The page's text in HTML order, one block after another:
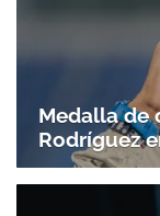
Medalla de
Rodríguez